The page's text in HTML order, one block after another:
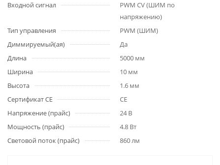
Входной сигнал
PWM СV (ШИМ по
напряжению)
Тип управления
PWM (ШИМ)
Диммируемый(ая)
Да
Длина
5000 мм
Ширина
10 мм
Высота
1.6 мм
Сертификат CE
CE
Напряжение (прайс)
24 В
Мощность (прайс)
4.8 Вт
Световой поток (прайс)
860 лм